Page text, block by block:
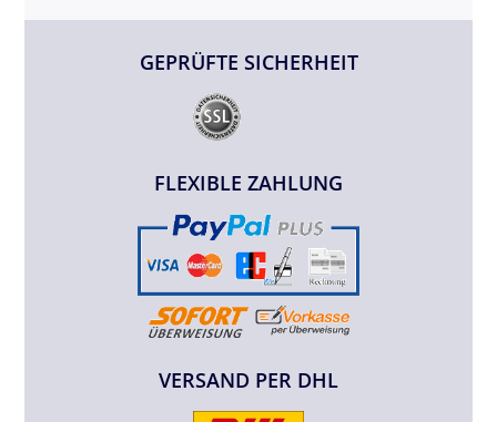
GEPRÜFTE SICHERHEIT
FLEXIBLE ZAHLUNG
VERSAND PER DHL